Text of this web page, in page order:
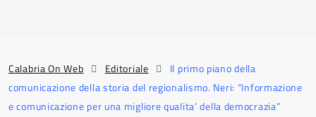
Calabria On Web Editoriale
Il primo piano della
comunicazione della storia del regionalismo. Neri: “Informazione
e comunicazione per una migliore qualita’ della democrazia”